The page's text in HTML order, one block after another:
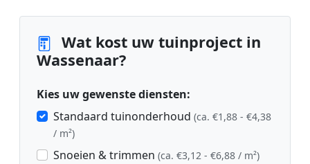
Wat kost uw tuinproject in
Wassenaar?
Kies uw gewenste diensten:
Standaard tuinonderhoud (ca. €1,88 - €4,38
/ m²)
Snoeien & trimmen (ca. €3,12 - €6,88 / m²)